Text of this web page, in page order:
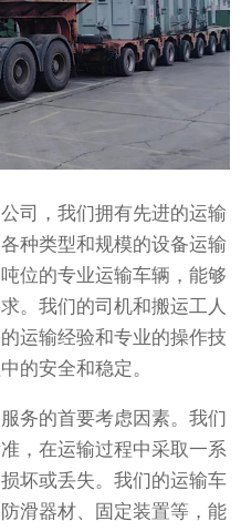
，我们拥有先进的运输
种类型和规模的设备运输
位的专业运输车辆，能够
。我们的司机和搬运工人
运输经验和专业的操作技
的安全和稳定。
的首要考虑因素。我们
，在运输过程中采取一系
坏或丢失。我们的运输车
滑器材、固定装置等，能